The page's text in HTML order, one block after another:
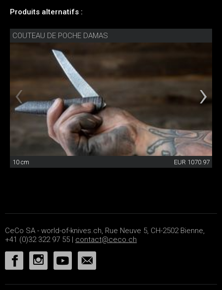
Produits alternatifs :
COUTEAU DE POCHE DAMAS
10 cm EUR 1070.97
CeCo SA - world-of-knives.ch, Rue Neuve 5, CH-2502 Bienne,
+41 (0)32 322 97 55 | contact@ceco.ch